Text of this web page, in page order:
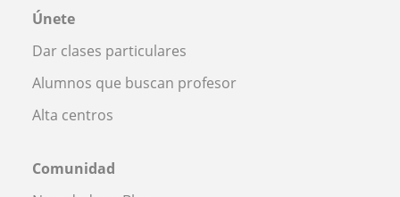
Únete
Dar clases particulares
Alumnos que buscan profesor
Alta centros
Comunidad